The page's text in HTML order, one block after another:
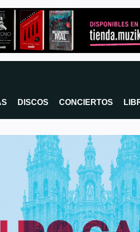
DISCOS CONCIERTOS